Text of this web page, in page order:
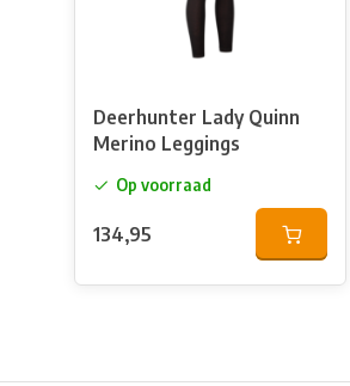
Deerhunter Lady Quinn
Merino Leggings
Op voorraad
134,95